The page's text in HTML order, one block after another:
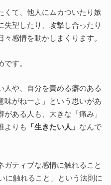
くて、他人にムカついたり嫉
望したり、攻撃し合ったり
感情を動かしまくります。
す。
人や、自分を責める癖のある
味がねーよ」という思いがあ
ある人も、大きな「痛み」
よりも
「生きたい人」 なんで
ガティブな感情に触れること
に触れること」という法則に